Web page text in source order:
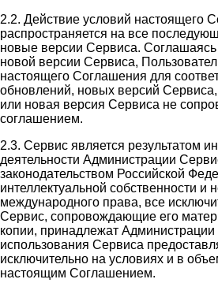
2.2. Действие условий настоящего
распространяется на все
новые версии Сервиса. Соглашаясь
новой версии Сервиса,
настоящего Соглашения для
обновлений, новых версий
или новая версия Сервиса не
соглашением.
2.3. Сервис является результатом
деятельности Администрации
законодательством Российской
интеллектуальной собственности и
международного права, все
Сервис, сопровождающие его
копии, принадлежат
использования Сервиса
исключительно на условиях и в
настоящим Соглашением.